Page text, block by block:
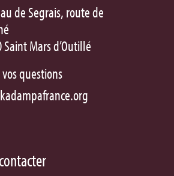
de Segrais, route de
Saint Mars d’Outillé
vos questions